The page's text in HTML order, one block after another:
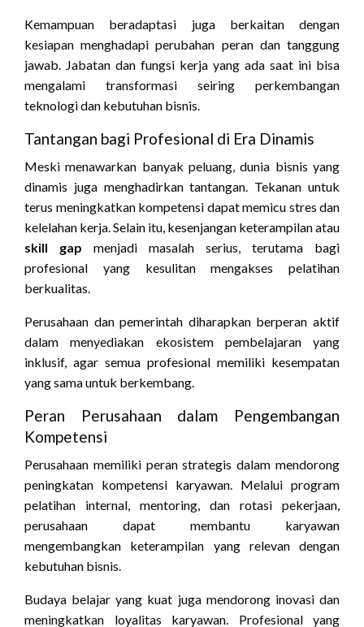
Kemampuan beradaptasi juga berkaitan dengan
kesiapan menghadapi perubahan peran dan tanggung
jawab. Jabatan dan fungsi kerja yang ada saat ini bisa
mengalami transformasi seiring perkembangan
teknologi dan kebutuhan bisnis.
Tantangan bagi Profesional di Era Dinamis
Meski menawarkan banyak peluang, dunia bisnis yang
dinamis juga menghadirkan tantangan. Tekanan untuk
terus meningkatkan kompetensi dapat memicu stres dan
kelelahan kerja. Selain itu, kesenjangan keterampilan atau
skill gap menjadi masalah serius, terutama bagi
profesional yang kesulitan mengakses pelatihan
berkualitas.
Perusahaan dan pemerintah diharapkan berperan aktif
dalam menyediakan ekosistem pembelajaran yang
inklusif, agar semua profesional memiliki kesempatan
yang sama untuk berkembang.
Peran Perusahaan dalam Pengembangan
Kompetensi
Perusahaan memiliki peran strategis dalam mendorong
peningkatan kompetensi karyawan. Melalui program
pelatihan internal, mentoring, dan rotasi pekerjaan,
perusahaan dapat membantu karyawan
mengembangkan keterampilan yang relevan dengan
kebutuhan bisnis.
Budaya belajar yang kuat juga mendorong inovasi dan
meningkatkan loyalitas karyawan. Profesional yang